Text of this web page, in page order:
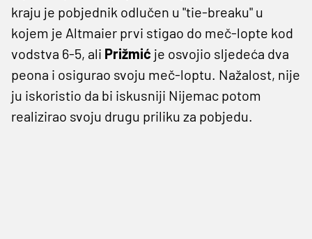
kraju je pobjednik odlučen u "tie-breaku" u
kojem je Altmaier prvi stigao do meč-lopte kod
vodstva 6-5, ali Prižmić je osvojio sljedeća dva
peona i osigurao svoju meč-loptu. Nažalost, nije
ju iskoristio da bi iskusniji Nijemac potom
realizirao svoju drugu priliku za pobjedu.